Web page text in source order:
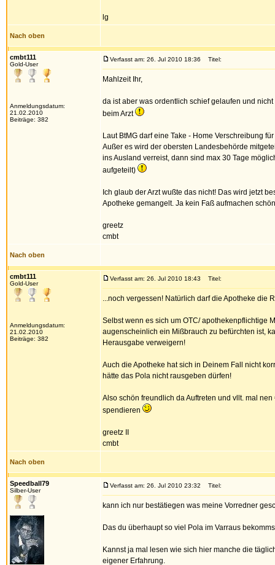
lg
Nach oben
cmbt111
Gold-User
Anmeldungsdatum:
21.02.2010
Beiträge: 382
Verfasst am: 26. Jul 2010 18:36 Titel:
Mahlzeit Ihr,
da ist aber was ordentlich schief gelaufen und
beim Arzt
Laut BtMG darf eine Take - Home Verschreibung
Außer es wird der obersten Landesbehörde
ins Ausland verreist, dann sind max 30 Tage
aufgeteilt)
Ich glaub der Arzt wußte das nicht! Das wird jetzt
Apotheke gemangelt. Ja kein Faß aufmachen
greetz
cmbt
Nach oben
cmbt111
Gold-User
Anmeldungsdatum:
21.02.2010
Beiträge: 382
Verfasst am: 26. Jul 2010 18:43 Titel:
...noch vergessen! Natürlich darf die Apotheke die
Selbst wenn es sich um OTC/ apothekenpflichtige
augenscheinlich ein Mißbrauch zu befürchten ist,
Herausgabe verweigern!
Auch die Apotheke hat sich in Deinem Fall nicht
hätte das Pola nicht rausgeben dürfen!
Also schön freundlich da Auftreten und vllt. mal
spendieren
greetz II
cmbt
Nach oben
Speedball79
Silber-User
Verfasst am: 26. Jul 2010 23:32 Titel:
kann ich nur bestätiegen was meine Vorredner
Das du überhaupt so viel Pola im Varraus
Kannst ja mal lesen wie sich hier manche die
eigener Erfahrung.